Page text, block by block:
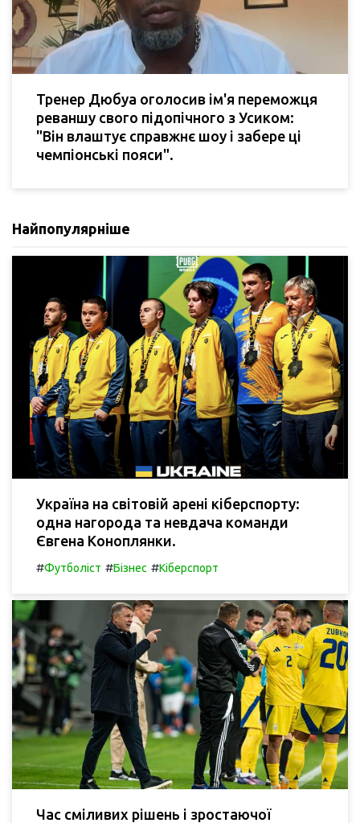
Тренер Дюбуа оголосив ім'я переможця
реваншу свого підопічного з Усиком:
"Він влаштує справжнє шоу і забере ці
чемпіонські пояси".
Найпопулярніше
Україна на світовій арені кіберспорту:
одна нагорода та невдача команди
Євгена Коноплянки.
#Футболіст #Бізнес #Кіберспорт
Час сміливих рішень і зростаючої